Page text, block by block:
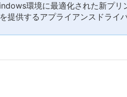
環境に最適化された新プリ
供するアプライアンスドライバ